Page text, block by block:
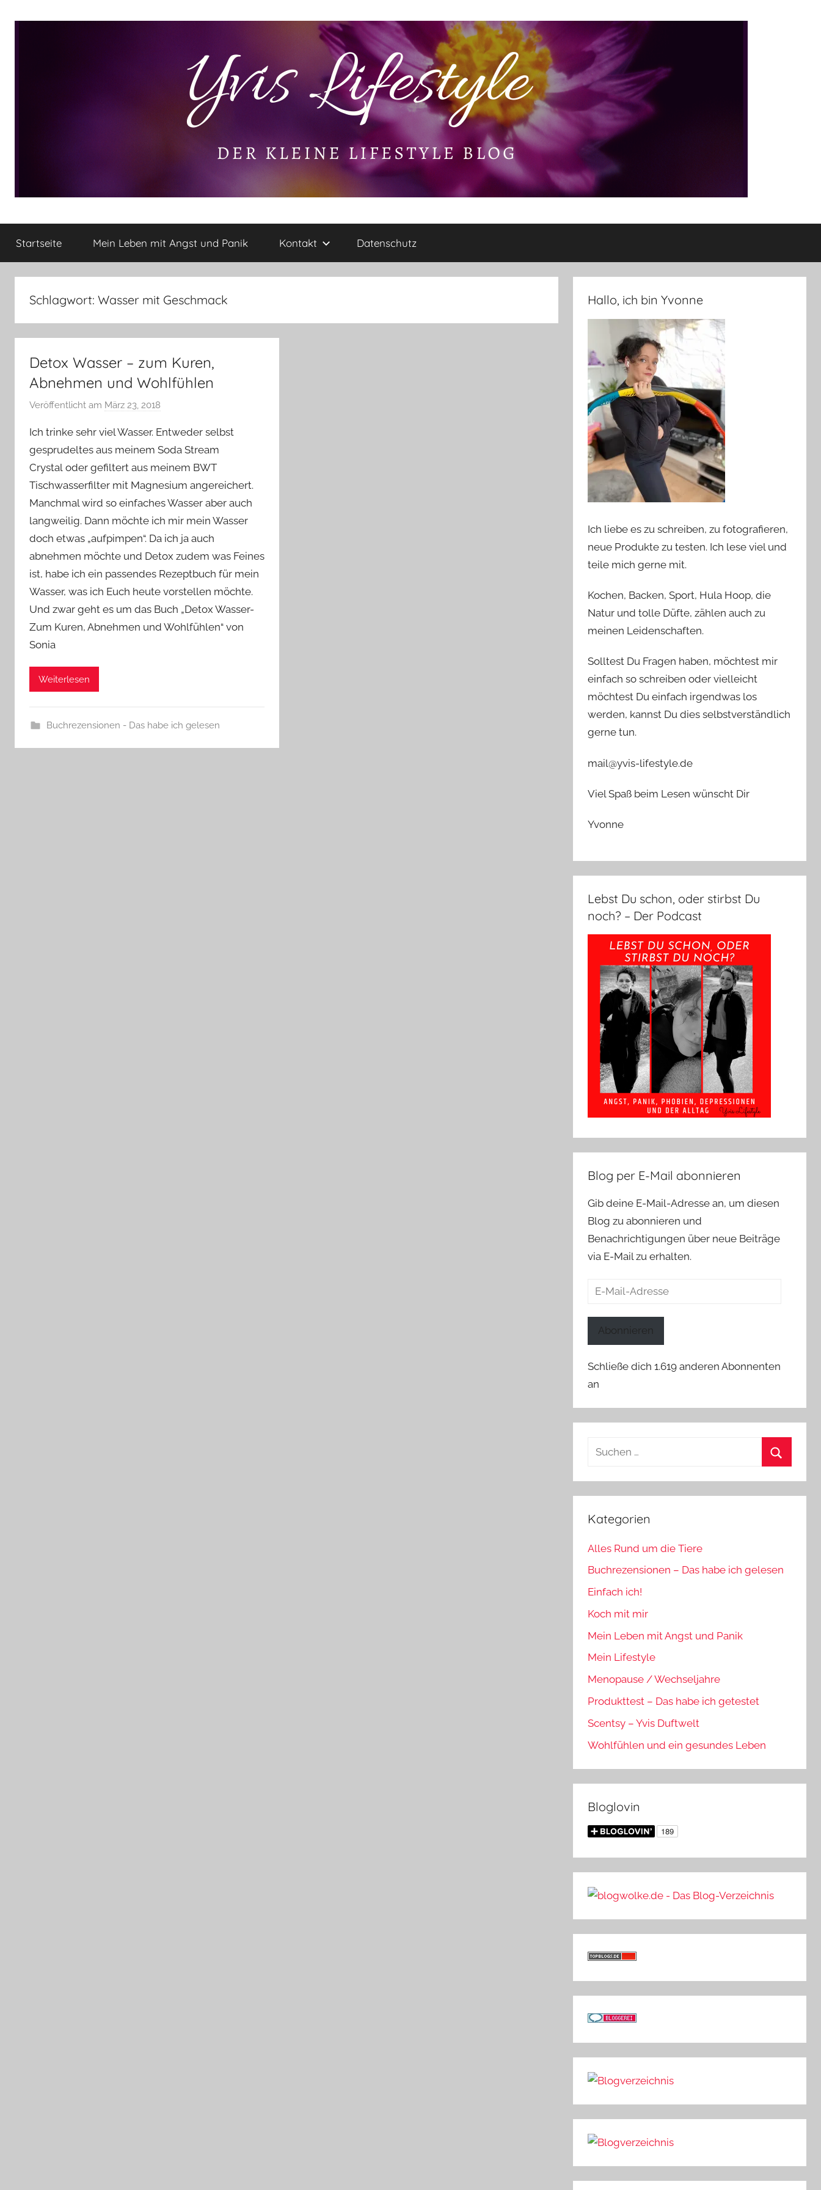
Yvis
Lifestyle
kleine
Lifestyle
Rezensionen,
Produkttests
und
mehr
Startseite Mein Leben mit Angst und Panik Kontakt Datenschutz
Schlagwort: Wasser mit Geschmack
Detox Wasser – zum Kuren,
Abnehmen und Wohlfühlen
Veröffentlicht am März 23, 2018
n
Y
v
o
n
n
e
Ich trinke sehr viel Wasser. Entweder selbst
gesprudeltes aus meinem Soda Stream
Crystal oder gefiltert aus meinem BWT
Tischwasserfilter mit Magnesium angereichert.
Manchmal wird so einfaches Wasser aber auch
langweilig. Dann möchte ich mir mein Wasser
doch etwas „aufpimpen“. Da ich ja auch
abnehmen möchte und Detox zudem was Feines
ist, habe ich ein passendes Rezeptbuch für mein
Wasser, was ich Euch heute vorstellen möchte.
Und zwar geht es um das Buch „Detox Wasser-
Zum Kuren, Abnehmen und Wohlfühlen“ von
Sonia
Weiterlesen
Buchrezensionen - Das habe ich gelesen
Hallo, ich bin Yvonne
Ich liebe es zu schreiben, zu fotografieren,
neue Produkte zu testen. Ich lese viel und
teile mich gerne mit.
Kochen, Backen, Sport, Hula Hoop, die
Natur und tolle Düfte, zählen auch zu
meinen Leidenschaften.
Solltest Du Fragen haben, möchtest mir
einfach so schreiben oder vielleicht
möchtest Du einfach irgendwas los
werden, kannst Du dies selbstverständlich
gerne tun.
mail@yvis-lifestyle.de
Viel Spaß beim Lesen wünscht Dir
Yvonne
Lebst Du schon, oder stirbst Du
noch? – Der Podcast
Blog per E-Mail abonnieren
Gib deine E-Mail-Adresse an, um diesen
Blog zu abonnieren und
Benachrichtigungen über neue Beiträge
via E-Mail zu erhalten.
E-
Abonnieren
Schließe dich 1.619 anderen Abonnenten
an
Suchen
Kategorien
Alles Rund um die Tiere
Buchrezensionen – Das habe ich gelesen
Einfach ich!
Koch mit mir
Mein Leben mit Angst und Panik
Mein Lifestyle
Menopause / Wechseljahre
Produkttest – Das habe ich getestet
Scentsy – Yvis Duftwelt
Wohlfühlen und ein gesundes Leben
Bloglovin